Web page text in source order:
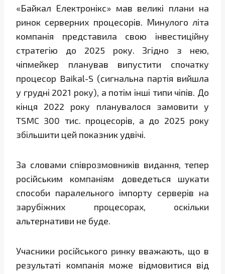
«Байкал Електронікс» мав великі плани на
ринок серверних процесорів. Минулого літа
компанія представила свою інвестиційну
стратегію до 2025 року. Згідно з нею,
чіпмейкер планував випустити спочатку
процесор Baikal-S (сигнальна партія вийшла
у грудні 2021 року), а потім інші типи чіпів. До
кінця 2022 року планувалося замовити у
TSMC 300 тис. процесорів, а до 2025 року
збільшити цей показник удвічі.
За словами співрозмовників видання, тепер
російським компаніям доведеться шукати
способи паралельного імпорту серверів на
зарубіжних процесорах, оскільки
альтернативи не буде.
Учасники російського ринку вважають, що в
результаті компанія може відмовитися від